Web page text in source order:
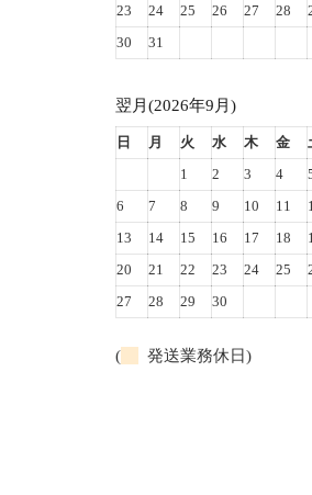
23
24 25 26 27 28
30
31
翌月(2026年9月)
日 月 火 水 木 金
1
2 3 4
6
7 8 9 10 11
13
14 15 16 17 18
20
21 22 23 24 25
27
28 29 30
( 発送業務休日)